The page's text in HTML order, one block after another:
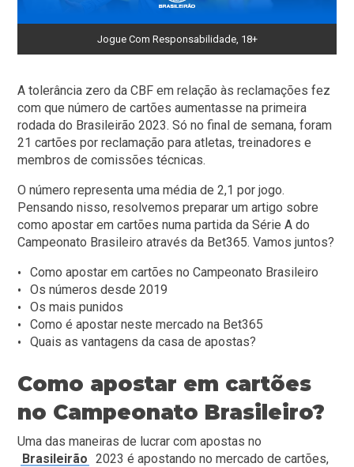
Jogue Com Responsabilidade, 18+
A tolerância zero da CBF em relação às reclamações fez
com que número de cartões aumentasse na primeira
rodada do Brasileirão 2023. Só no final de semana, foram
21 cartões por reclamação para atletas, treinadores e
membros de comissões técnicas.
O número representa uma média de 2,1 por jogo.
Pensando nisso, resolvemos preparar um artigo sobre
como apostar em cartões numa partida da Série A do
Campeonato Brasileiro através da Bet365. Vamos juntos?
Como apostar em cartões no Campeonato Brasileiro
Os números desde 2019
Os mais punidos
Como é apostar neste mercado na Bet365
Quais as vantagens da casa de apostas?
Como apostar em cartões
no Campeonato Brasileiro?
Uma das maneiras de lucrar com apostas no
Brasileirão 2023 é apostando no mercado de cartões,